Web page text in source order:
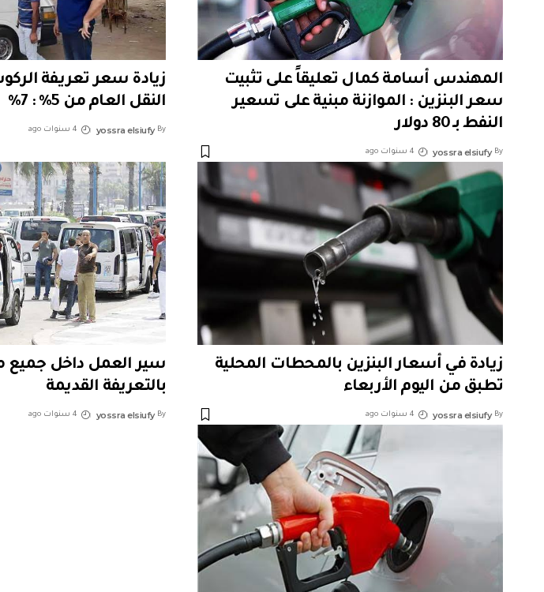
المهندس أسامة كمال تعليقاً على تثبيت
سعر البنزين : الموازنة مبنية على تسعير
النفط بـ 80 دولار
By
yossra elsiufy 4 سنوات ago
زيادة سعر تعريفة
النقل العام من 5% : 7%
By
yossra elsiufy 4 سنوات ago
زيادة في أسعار البنزين بالمحطات المحلية
تطبق من اليوم الأربعاء
By
yossra elsiufy 4 سنوات ago
سير العمل داخل جميع
بالتعريفة القديمة
By
yossra elsiufy 4 سنوات ago